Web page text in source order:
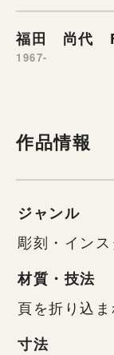
福田 尚代
1967-
作品情報
ジャンル
彫刻・イン
材質・技法
頁を折り込
寸法